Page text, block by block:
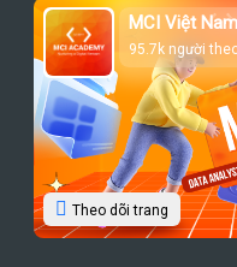
MCI Việt Nam
95.7k người
Theo dõi trang